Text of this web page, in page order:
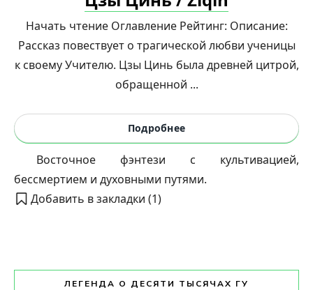
Начать чтение Оглавление Рейтинг: Описание:
Рассказ повествует о трагической любви ученицы
к своему Учителю. Цзы Цинь была древней цитрой,
обращенной ...
Подробнее
Восточное фэнтези с культивацией,
бессмертием и духовными путями.
Добавить в закладки (1)
ЛЕГЕНДА О ДЕСЯТИ ТЫСЯЧАХ ГУ